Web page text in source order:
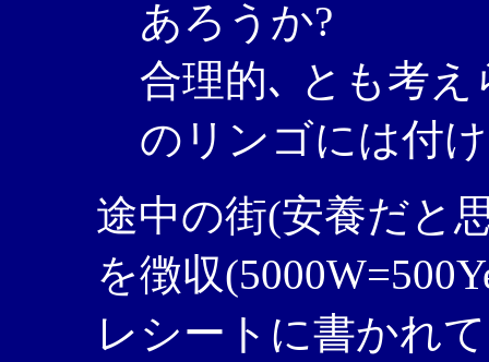
あろうか?
合理的､ とも考
のリンゴには付
途中の街(安養だと
を徴収
レシートに書かれ